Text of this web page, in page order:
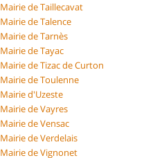
Mairie de Taillecavat
Mairie de Talence
Mairie de Tarnès
Mairie de Tayac
Mairie de Tizac de Curton
Mairie de Toulenne
Mairie d'Uzeste
Mairie de Vayres
Mairie de Vensac
Mairie de Verdelais
Mairie de Vignonet